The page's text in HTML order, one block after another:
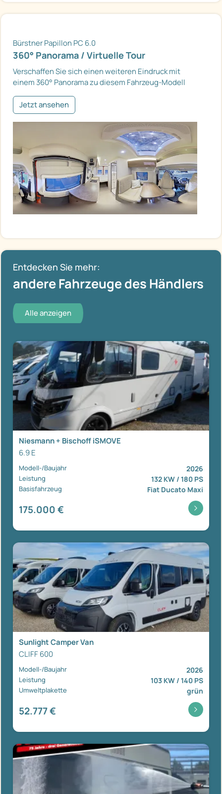
Bürstner Papillon PC 6.0
360° Panorama / Virtuelle Tour
Verschaffen Sie sich einen weiteren Eindruck mit
einem 360° Panorama zu diesem Fahrzeug-Modell
Jetzt ansehen
Entdecken Sie mehr:
andere Fahrzeuge des Händlers
Alle anzeigen
Niesmann + Bischoff iSMOVE
6.9 E
Modell-/Baujahr 2026
Leistung 132 KW / 180 PS
Basisfahrzeug Fiat Ducato Maxi
175.000 €
Sunlight Camper Van
CLIFF 600
Modell-/Baujahr 2026
Leistung 103 KW / 140 PS
Umweltplakette grün
52.777 €